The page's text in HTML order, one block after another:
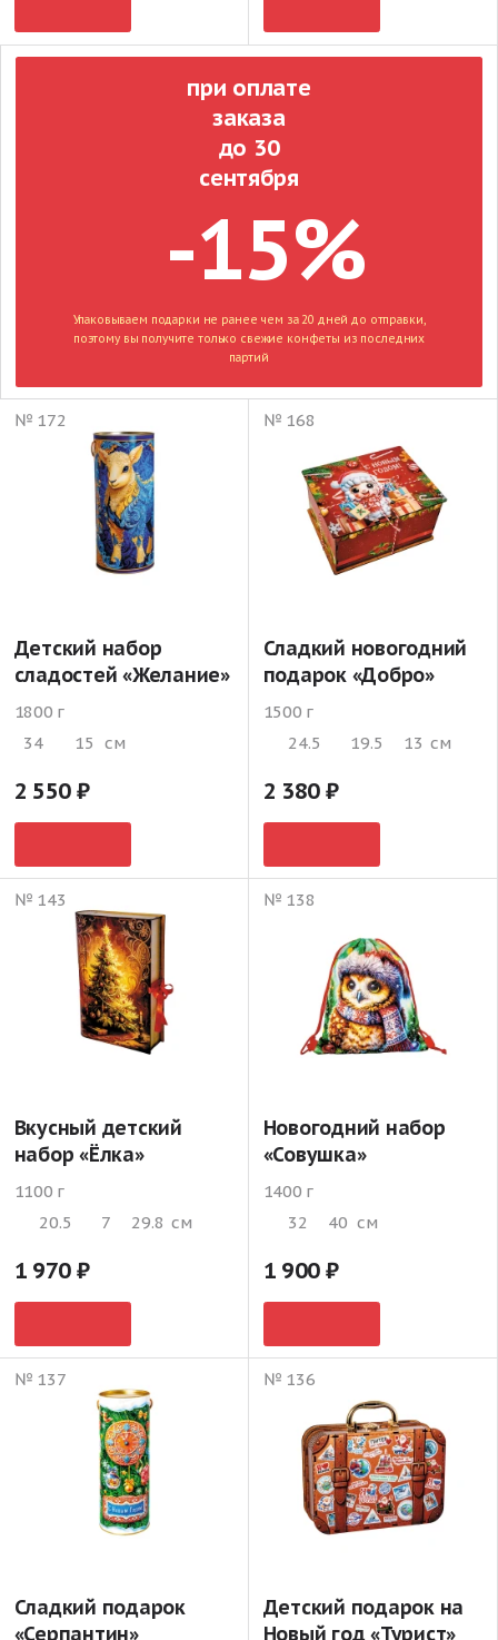
№ 172
Детский набор
сладостей «Желание»
1800 г
34
15 см
2 550
№ 168
Сладкий новогодний
подарок «Добро»
1500 г
24.5
19.5 13 см
2 380
№ 143
Вкусный детский
набор «Ёлка»
1100 г
20.5
7 29.8 см
1 970
№ 138
Новогодний набор
«Совушка»
1400 г
32
40 см
1 900
№ 137
Сладкий подарок
«Серпантин»
№ 136
Детский подарок на
Новый год «Турист»
-15%
при оплате
заказа
до 30
сентября
Упаковываем подарки не ранее чем за 20 дней до отправки,
поэтому вы получите только свежие конфеты из последних
партий